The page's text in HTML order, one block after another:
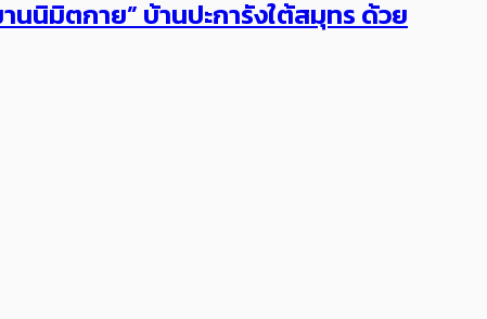
นิมิตกาย” บ้านปะการังใต้สมุทร ด้วย